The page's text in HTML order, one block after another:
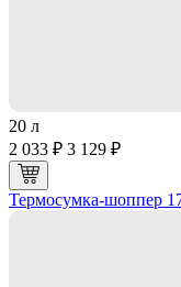
20 л
2 033 ₽ 3 129 ₽
Термосумка-шоппер